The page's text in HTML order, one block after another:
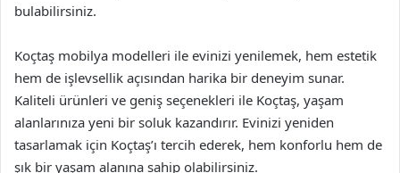
bulabilirsiniz.
Koçtaş mobilya modelleri ile evinizi yenilemek, hem estetik
hem de işlevsellik açısından harika bir deneyim sunar.
Kaliteli ürünleri ve geniş seçenekleri ile Koçtaş, yaşam
alanlarınıza yeni bir soluk kazandırır. Evinizi yeniden
tasarlamak için Koçtaş’ı tercih ederek, hem konforlu hem de
şık bir yaşam alanına sahip olabilirsiniz.